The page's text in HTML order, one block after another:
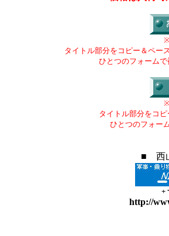
タイトル部分をコピー＆ペー
ひとつのフォーム
タイトル部分をコ
ひとつのフォー
■ 西
+
http://